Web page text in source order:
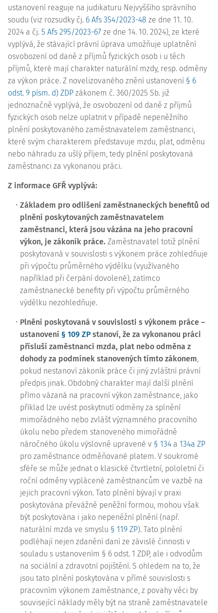
ustanovení reaguje na judikaturu Nejvyššího správního
soudu (viz rozsudky čj. 6 Afs 354/2023-48 ze dne 11. 10.
2024 a čj. 5 Afs 295/2023-67 ze dne 14. 10. 2024), ze které
vyplývá, že stávající právní úprava umožňuje uplatnění
osvobození od daně z příjmů fyzických osob i u těch
příjmů, které mají charakter naturální mzdy, resp. odměny
za výkon práce. Z novelizovaného znění ustanovení § 6
odst. 9 písm. d) ZDP zákonem č. 360/2025 Sb. již
jednoznačně vyplývá, že osvobození od daně z příjmů
fyzických osob nelze uplatnit v případě nepeněžního
plnění poskytovaného zaměstnavatelem zaměstnanci,
které svým charakterem představuje mzdu, plat, odměnu
nebo náhradu za ušlý příjem, tedy plnění poskytovaná
zaměstnanci za vykonanou práci.
Z informace GFŘ vyplývá:
Základem pro odlišení zaměstnaneckých benefitů od
plnění poskytovaných zaměstnavatelem
zaměstnanci, která jsou vázána na jeho pracovní
výkon, je zákoník práce. Zaměstnavatel totiž plnění
poskytovaná v souvislosti s výkonem práce zohledňuje
při výpočtu průměrného výdělku (využívaného
například při čerpání dovolené), zatímco
zaměstnanecké benefity při výpočtu průměrného
výdělku nezohledňuje.
Plnění poskytovaná v souvislosti s výkonem práce –
ustanovení § 109 ZP stanoví, že za vykonanou práci
přísluší zaměstnanci mzda, plat nebo odměna z
dohody za podmínek stanovených tímto zákonem,
pokud nestanoví zákoník práce či jiný zvláštní právní
předpis jinak. Obdobný charakter mají další plnění
přímo vázaná na pracovní výkon zaměstnance, jako
příklad lze uvést poskytnutí odměny za splnění
mimořádného nebo zvlášť významného pracovního
úkolu nebo předem stanoveného mimořádně
náročného úkolu výslovně upravené v § 134 a 134a ZP
pro zaměstnance odměňované platem. V soukromé
sféře se může jednat o klasické čtvrtletní, pololetní či
roční odměny vyplácené zaměstnancům ve vazbě na
jejich pracovní výkon. Tato plnění bývají v praxi
poskytována převážně peněžní formou, mohou však
být poskytována i jako nepeněžní plnění (např.
naturální mzda ve smyslu § 119 ZP). Tato plnění
podléhají nejen zdanění daní ze závislé činnosti v
souladu s ustanovením § 6 odst. 1 ZDP, ale i odvodům
na sociální a zdravotní pojištění. S ohledem na to, že
jsou tato plnění poskytována v přímé souvislosti s
pracovním výkonem zaměstnance, z povahy věci by
související náklady měly být na straně zaměstnavatele